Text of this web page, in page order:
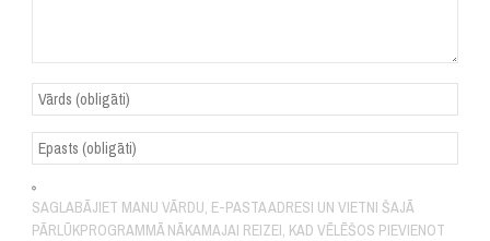
SAGLABĀJIET MANU VĀRDU, E-PASTA ADRESI UN VIETNI ŠAJĀ
PĀRLŪKPROGRAMMĀ NĀKAMAJAI REIZEI, KAD VĒLĒŠOS PIEVIENOT